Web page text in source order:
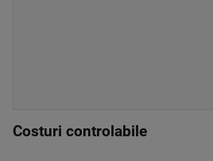
Costuri controlabile